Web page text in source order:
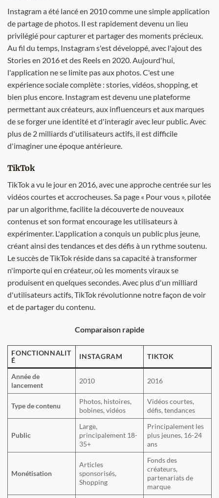
Instagram a été lancé en 2010 comme une simple application
de partage de photos. Il est rapidement devenu un lieu
privilégié pour capturer et partager des moments précieux.
Au fil du temps, Instagram s'est développé, avec l'ajout des
Stories en 2016 et des Reels en 2020. Aujourd'hui,
l'application ne se limite pas aux photos. C'est une
expérience sociale complète : stories, vidéos, shopping, et
bien plus encore. Instagram est devenu une plateforme
permettant aux créateurs, aux influenceurs et aux marques
de se forger une identité et d'interagir avec leur public. Avec
plus de 2 milliards d'utilisateurs actifs, il est difficile
d'imaginer une époque antérieure.
TikTok
TikTok a vu le jour en 2016, avec une approche centrée sur les
vidéos courtes et accrocheuses. Sa page « Pour vous », pilotée
par un algorithme, facilite la découverte de nouveaux
contenus et son format encourage les utilisateurs à
expérimenter. L'application a conquis un public plus jeune,
créant ainsi des tendances et des défis à un rythme soutenu.
Le succès de TikTok réside dans sa capacité à transformer
n'importe qui en créateur, où les moments viraux se
produisent en quelques secondes. Avec plus d'un milliard
d'utilisateurs actifs, TikTok révolutionne notre façon de voir
et de partager du contenu.
Comparaison rapide
FONCTIONNALIT
É
INSTAGRAM TIKTOK
Année de
lancement
2010 2016
Type de contenu
Photos, histoires,
bobines, vidéos
Vidéos courtes,
défis, tendances
Public
Large,
principalement 18-
35+
Principalement les
plus jeunes, 16-24
ans
Monétisation
Articles
sponsorisés,
Shopping
Fonds des
créateurs,
partenariats de
marque